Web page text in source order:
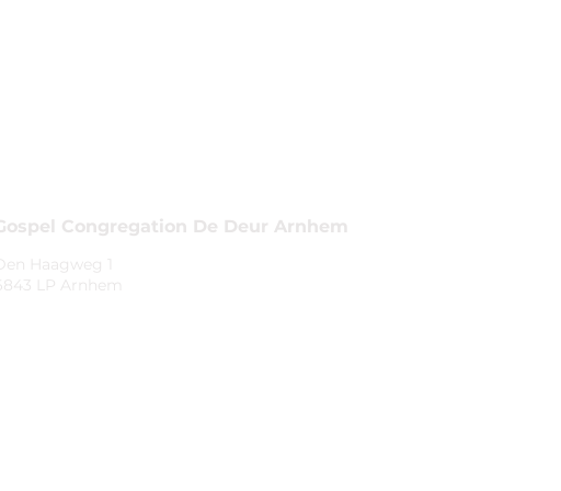
Congregation De Deur Arnhem
Den Haagweg 1
LP Arnhem